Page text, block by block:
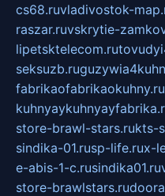
cs68.ruvladivostok-
raszar.ruvskrytie-
lipetsktelecom.ru
seksuzb.ru
fabrikaofabrikaokuhny.ru
store-brawl-stars.rukts-
sindika-01.rusp-life.rux-
e-abis-1-c.rusindika01.ru
store-brawlstars.ru